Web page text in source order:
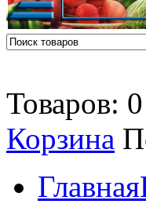
Товаров:
Корзина
Главная